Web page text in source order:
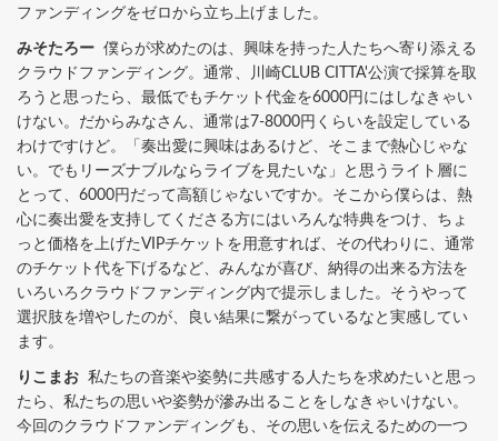
ファンディングをゼロから立ち上げました。
みそたろー 僕らが求めたのは、興味を持った人たちへ寄り添える
クラウドファンディング。通常、川崎CLUB CITTA'公演で採算を取
ろうと思ったら、最低でもチケット代金を6000円にはしなきゃい
けない。だからみなさん、通常は7-8000円くらいを設定している
わけですけど。「奏出愛に興味はあるけど、そこまで熱心じゃな
い。でもリーズナブルならライブを見たいな」と思うライト層に
とって、6000円だって高額じゃないですか。そこから僕らは、熱
心に奏出愛を支持してくださる方にはいろんな特典をつけ、ちょ
っと価格を上げたVIPチケットを用意すれば、その代わりに、通常
のチケット代を下げるなど、みんなが喜び、納得の出来る方法を
いろいろクラウドファンディング内で提示しました。そうやって
選択肢を増やしたのが、良い結果に繋がっているなと実感してい
ます。
りこまお 私たちの音楽や姿勢に共感する人たちを求めたいと思っ
たら、私たちの思いや姿勢が滲み出ることをしなきゃいけない。
今回のクラウドファンディングも、その思いを伝えるための一つ